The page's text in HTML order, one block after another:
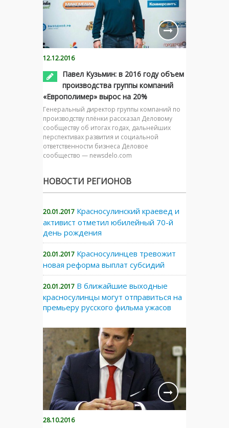
12.12.2016
Павел Кузьмин: в 2016 году объем
производства группы компаний
«Европолимер» вырос на 20%
Генеральный директор группы компаний по
производству плёнки рассказал Деловому
сообществу об итогах годах, дальнейших
перспективах развития и социальной
ответственности бизнеса Деловое
сообщество — newsdelo.com
НОВОСТИ РЕГИОНОВ
20.01.2017 Красносулинский краевед и
активист отметил юбилейный 70-й
день рождения
20.01.2017 Красносулинцев тревожит
новая реформа выплат субсидий
20.01.2017 В ближайшие выходные
красносулинцы могут отправиться на
премьеру русского фильма ужасов
28.10.2016